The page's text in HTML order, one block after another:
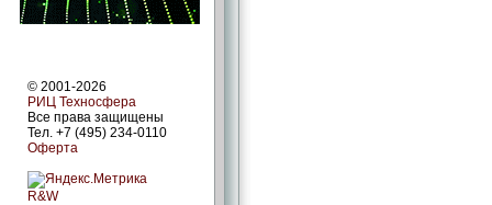
© 2001-2026
РИЦ Техносфера
Все права защищены
Тел. +7 (495) 234-0110
Оферта
R&W